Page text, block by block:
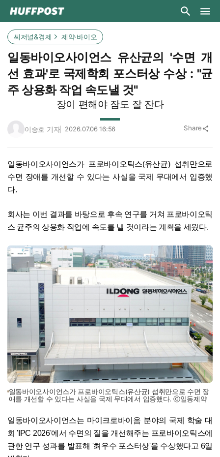
씨저널&경제 제약·바이오
일동바이오사이언스 유산균의 '수면 개
선 효과'로 국제학회 포스터상 수상 : "균
주 상용화 작업 속도낼 것"
장이 편해야 잠도 잘 잔다
이승호 기자 2026.07.06 16:56 Share share
일동바이오사이언스가 프로바이오틱스(유산균) 섭취만으로
수면 장애를 개선할 수 있다는 사실을 국제 무대에서 입증했
다.
회사는 이번 결과를 바탕으로 후속 연구를 거쳐 프로바이오틱
스 균주의 상용화 작업에 속도를 낼 것이라는 계획을 세웠다.
일동바이오사이언스가 프로바이오틱스(유산균) 섭취만으로 수면 장
애를 개선할 수 있다는 사실을 국제 무대에서 입증했다. ⓒ일동제약
일동바이오사이언스는 마이크로바이옴 분야의 국제 학술 대
회 'IPC 2026'에서 수면의 질을 개선해주는 프로바이오틱스에
관한 연구 성과를 발표해 '최우수 포스터상'을 수상했다고 6일